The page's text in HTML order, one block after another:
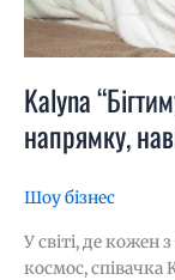
Kalyna
напрямку,
Шоу бізнес
У світі, де
космос, співачка
на
межі